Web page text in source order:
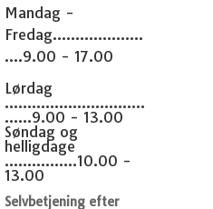
Mandag -
Fredag....................
....9.00 - 17.00
Lørdag
...............................
......9.00 - 13.00
Søndag og
helligdage
................10.00 -
13.00
Selvbetjening efter